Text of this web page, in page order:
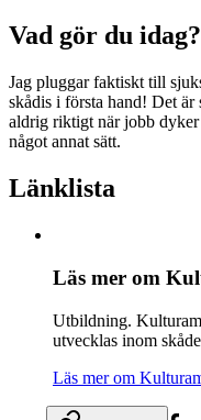
Vad gör du idag?
Jag pluggar faktiskt till
skådis i första hand! Det
aldrig riktigt när jobb dyker
något annat sätt.
Länklista
Läs mer om
Utbildning.
utvecklas inom
Läs mer om